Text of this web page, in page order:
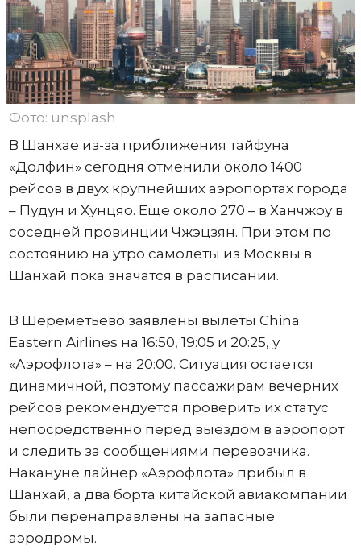
Фото: unsplash
В Шанхае из-за приближения тайфуна
«Долфин» сегодня отменили около 1400
рейсов в двух крупнейших аэропортах города
– Пудун и Хунцяо. Еще около 270 – в Ханчжоу в
соседней провинции Чжэцзян. При этом по
состоянию на утро самолеты из Москвы в
Шанхай пока значатся в расписании.
В Шереметьево заявлены вылеты China
Eastern Airlines на 16:50, 19:05 и 20:25, у
«Аэрофлота» – на 20:00. Ситуация остается
динамичной, поэтому пассажирам вечерних
рейсов рекомендуется проверить их статус
непосредственно перед выездом в аэропорт
и следить за сообщениями перевозчика.
Накануне лайнер «Аэрофлота» прибыл в
Шанхай, а два борта китайской авиакомпании
были перенаправлены на запасные
аэродромы.